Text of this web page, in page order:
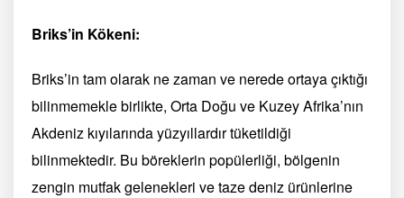
Briks’in Kökeni:
Briks’in tam olarak ne zaman ve nerede ortaya çıktığı
bilinmemekle birlikte, Orta Doğu ve Kuzey Afrika’nın
Akdeniz kıyılarında yüzyıllardır tüketildiği
bilinmektedir. Bu böreklerin popülerliği, bölgenin
zengin mutfak gelenekleri ve taze deniz ürünlerine